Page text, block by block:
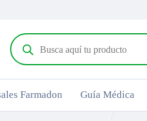
Farmadon Guía Médica